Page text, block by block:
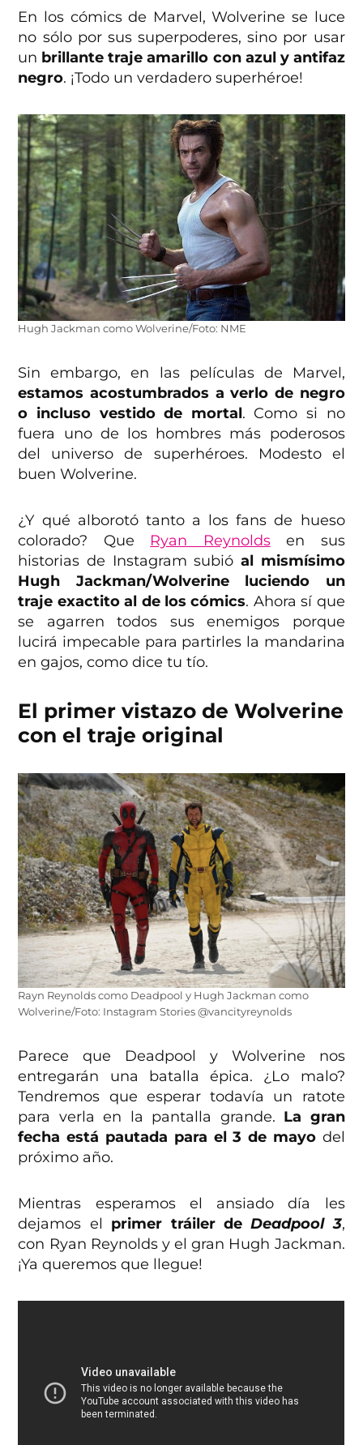
En los cómics de Marvel, Wolverine se luce
no sólo por sus superpoderes, sino por usar
un brillante traje amarillo con azul y antifaz
negro. ¡Todo un verdadero superhéroe!
Hugh Jackman como Wolverine/Foto: NME
Sin embargo, en las películas de Marvel,
estamos acostumbrados a verlo de negro
o incluso vestido de mortal. Como si no
fuera uno de los hombres más poderosos
del universo de superhéroes. Modesto el
buen Wolverine.
¿Y qué alborotó tanto a los fans de hueso
colorado? Que Ryan Reynoldsen sus
historias de Instagram subió al mismísimo
Hugh Jackman/Wolverine luciendo un
traje exactito al de los cómics. Ahora sí que
se agarren todos sus enemigos porque
lucirá impecable para partirles la mandarina
en gajos, como dice tu tío.
El primer vistazo de Wolverine
con el traje original
Rayn Reynolds como Deadpool y Hugh Jackman como
Wolverine/Foto: Instagram Stories @vancityreynolds
Parece que Deadpool y Wolverine nos
entregarán una batalla épica. ¿Lo malo?
Tendremos que esperar todavía un ratote
para verla en la pantalla grande. La gran
fecha está pautada para el 3 de mayodel
próximo año.
Mientras esperamos el ansiado día les
dejamos el primer tráiler deDeadpool 3,
con Ryan Reynolds y el gran Hugh Jackman.
¡Ya queremos que llegue!